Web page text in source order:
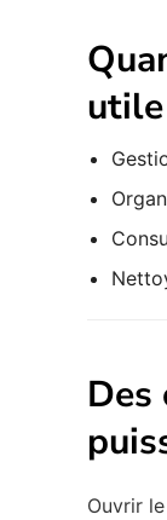
utile
Des
Ouvrir